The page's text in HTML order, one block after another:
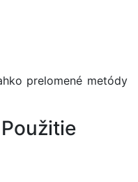
prelomené metódy